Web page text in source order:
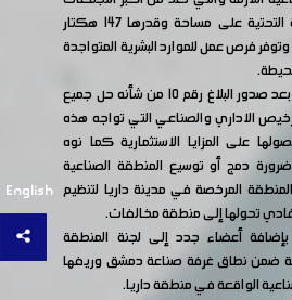
English
الصناعية المجهزة بالبنية التحتية على مساحة وقدرها 147 هكتار
فرص عمل للموارد البشرية المتواجدة
وبيّن الحضور أن التنظيم بعد صدور البلاغ رقم 10 من شأنه حل جميع
الاداري والصناعي التي تواجه هذه
على المزايا الاستثمارية كما نوه
دمج أو توسيع المنطقة الصناعية
المرخصة في مدينة داريا لتنظيم
تحولها إلى منطقة مخالفات.
أعضاء جدد إلى لجنة المنطقة
ضمن نطاق غرفة صناعة دمشق وريفها
الواقعة في منطقة داريا.